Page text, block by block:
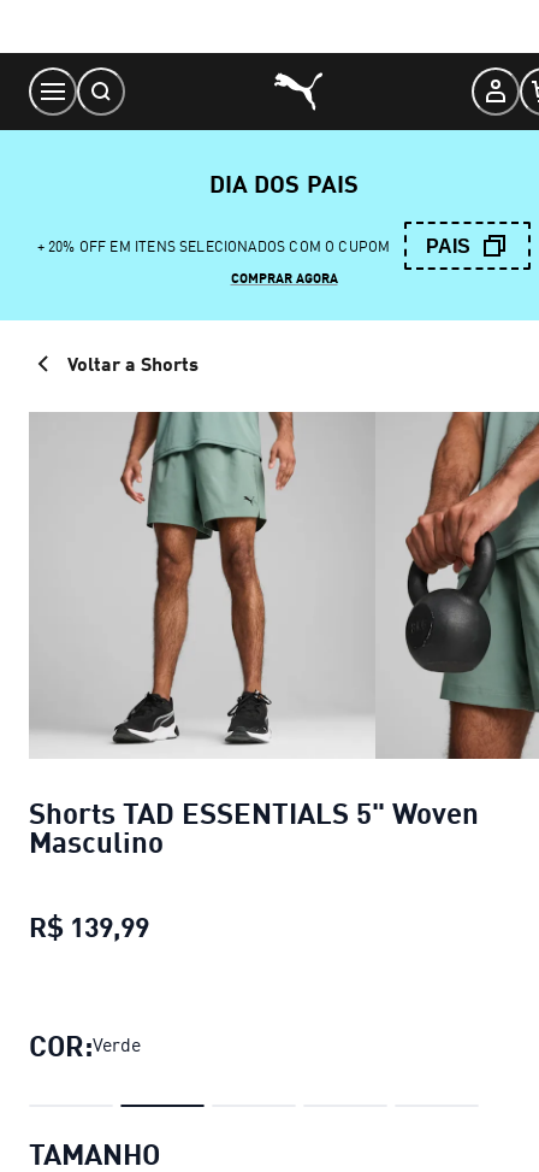
Content
DIA DOS PAIS
+ 20% OFF EM ITENS SELECIONADOS COM O CUPOM PAIS
COMPRAR AGORA
Voltar a Shorts
Shorts TAD ESSENTIALS 5" Woven
Masculino
R$ 139,99
COR:Verde
TAMANHO